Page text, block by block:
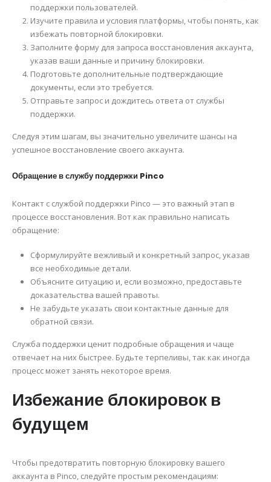
поддержки пользователей.
Изучите правила и условия платформы, чтобы понять, как
избежать повторной блокировки.
Заполните форму для запроса восстановления аккаунта,
указав ваши данные и причину блокировки.
Подготовьте дополнительные подтверждающие
документы, если это требуется.
Отправьте запрос и дождитесь ответа от службы
поддержки.
Следуя этим шагам, вы значительно увеличите шансы на
успешное восстановление своего аккаунта.
Обращение в службу поддержки Pinco
Контакт с службой поддержки Pinco — это важный этап в
процессе восстановления. Вот как правильно написать
обращение:
Сформулируйте вежливый и конкретный запрос, указав
все необходимые детали.
Объясните ситуацию и, если возможно, предоставьте
доказательства вашей правоты.
Не забудьте указать свои контактные данные для
обратной связи.
Служба поддержки ценит подробные обращения и чаще
отвечает на них быстрее. Будьте терпеливы, так как иногда
процесс может занять некоторое время.
Избежание блокировок в
будущем
Чтобы предотвратить повторную блокировку вашего
аккаунта в Pinco, следуйте простым рекомендациям: